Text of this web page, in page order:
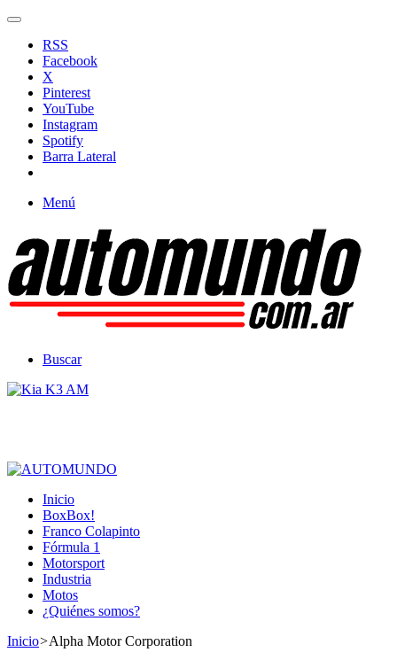
RSS
Facebook
X
Pinterest
YouTube
Instagram
Spotify
Barra Lateral
Menú
Buscar
Inicio
BoxBox!
Franco Colapinto
Fórmula 1
Motorsport
Industria
Motos
¿Quiénes somos?
Inicio>Alpha Motor Corporation